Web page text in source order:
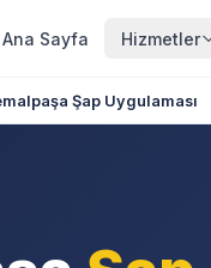
Ana Sayfa Hizmetler
Şap Uygulaması